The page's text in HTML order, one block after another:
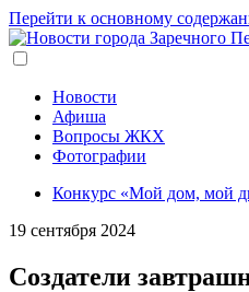
Перейти к основному
Новости
Афиша
Вопросы ЖКХ
Фотографии
Конкурс «Мой дом, мой
19 сентября 2024
Создатели